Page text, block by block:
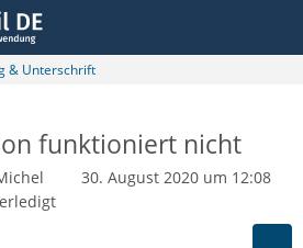
& Unterschrift
funktioniert nicht
30. August 2020 um 12:08